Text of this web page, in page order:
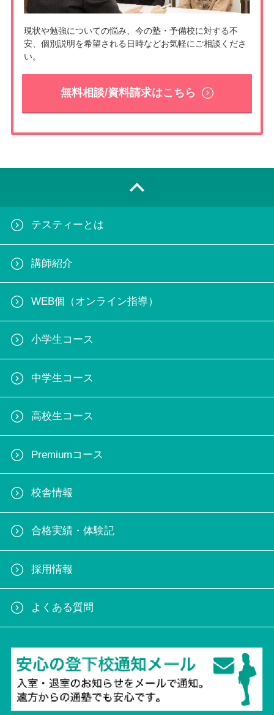
現状や勉強についての悩み、今の塾・予備校に対する不
安、個別説明を希望される日時などお気軽にご相談くださ
い。
無料相談/資料請求はこちら
テスティーとは
講師紹介
WEB個（オンライン指導）
小学生コース
中学生コース
高校生コース
Premiumコース
校舎情報
合格実績・体験記
採用情報
よくある質問